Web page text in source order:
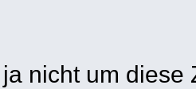
nicht um diese